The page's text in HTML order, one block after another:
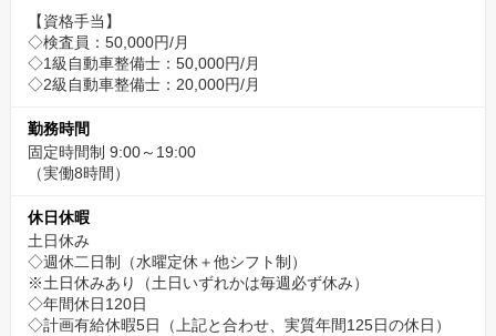
【資格手当】
◇検査員：50,000円/月
◇1級自動車整備士：50,000円/月
◇2級自動車整備士：20,000円/月
勤務時間
固定時間制 9:00～19:00
（実働8時間）
休日休暇
土日休み
◇週休二日制（水曜定休＋他シフト制）
※土日休みあり（土日いずれかは毎週必ず休み）
◇年間休日120日
◇計画有給休暇5日（上記と合わせ、実質年間125日の休日）